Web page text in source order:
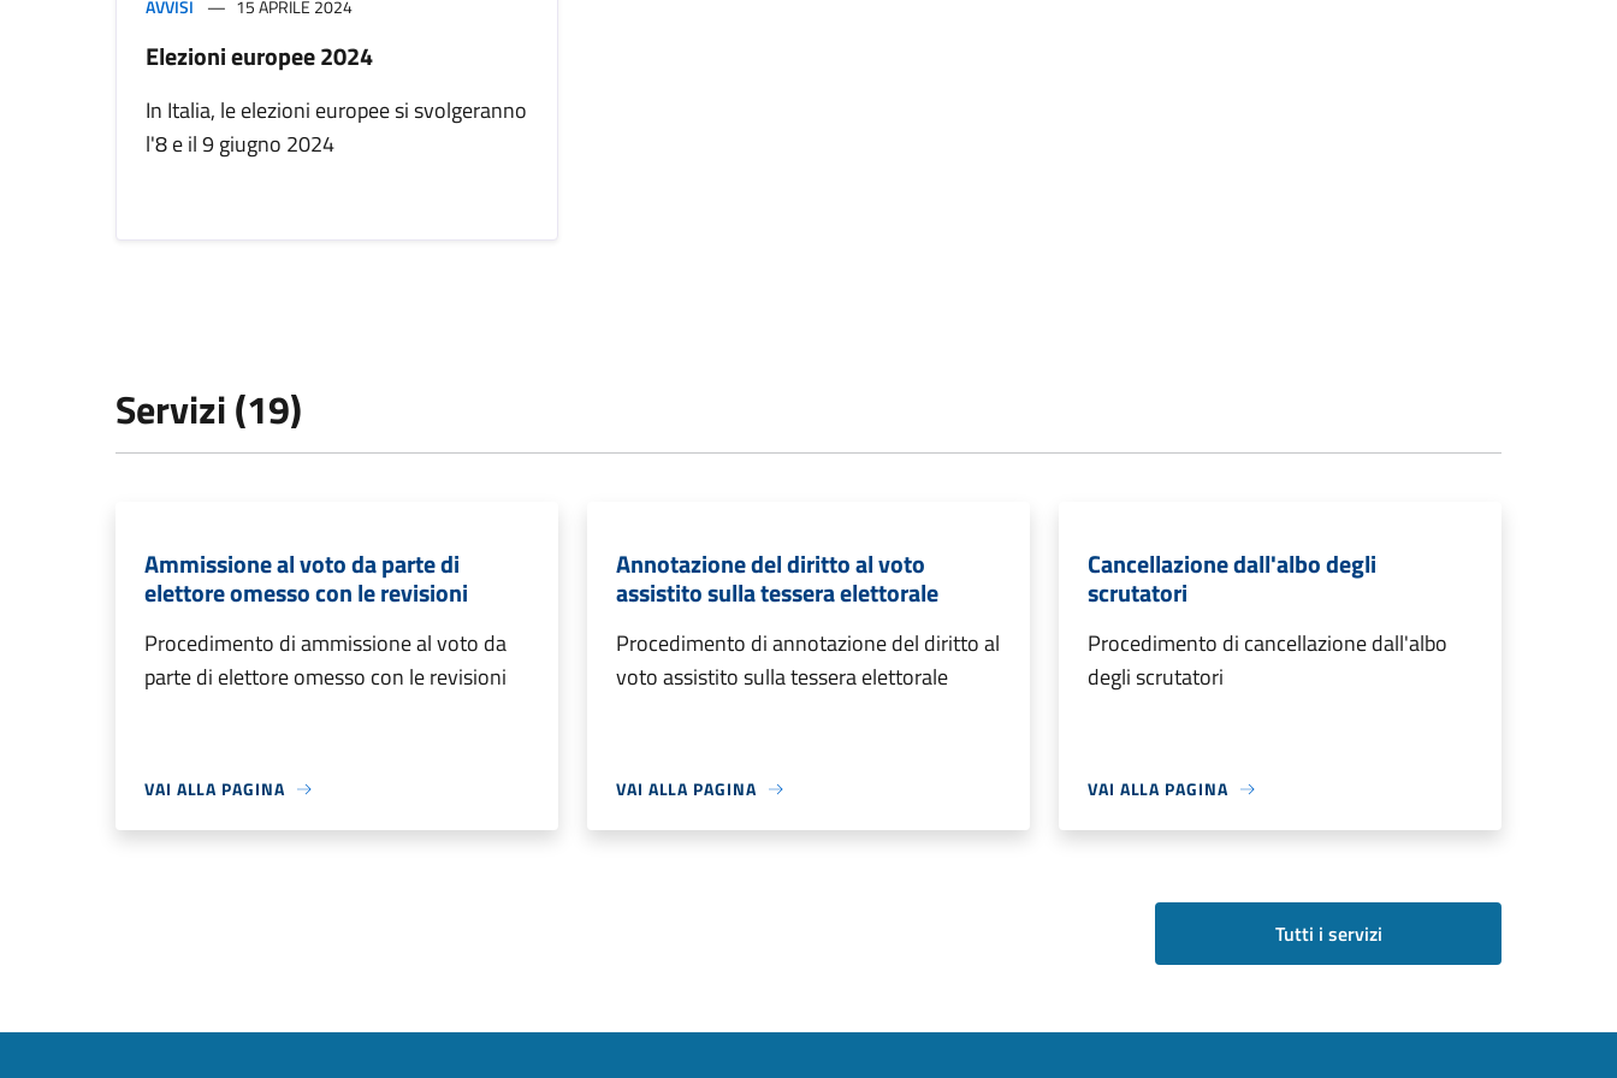
AVVISI 15 APRILE 2024
Elezioni europee 2024
In Italia, le elezioni europee si svolgeranno
l'8 e il 9 giugno 2024
Servizi (19)
Ammissione al voto da parte di
elettore omesso con le revisioni
Procedimento di ammissione al voto da
parte di elettore omesso con le revisioni
VAI ALLA PAGINA
Annotazione del diritto al voto
assistito sulla tessera elettorale
Procedimento di annotazione del diritto al
voto assistito sulla tessera elettorale
VAI ALLA PAGINA
Cancellazione dall'albo degli
scrutatori
Procedimento di cancellazione dall'albo
degli scrutatori
VAI ALLA PAGINA
Tutti i servizi